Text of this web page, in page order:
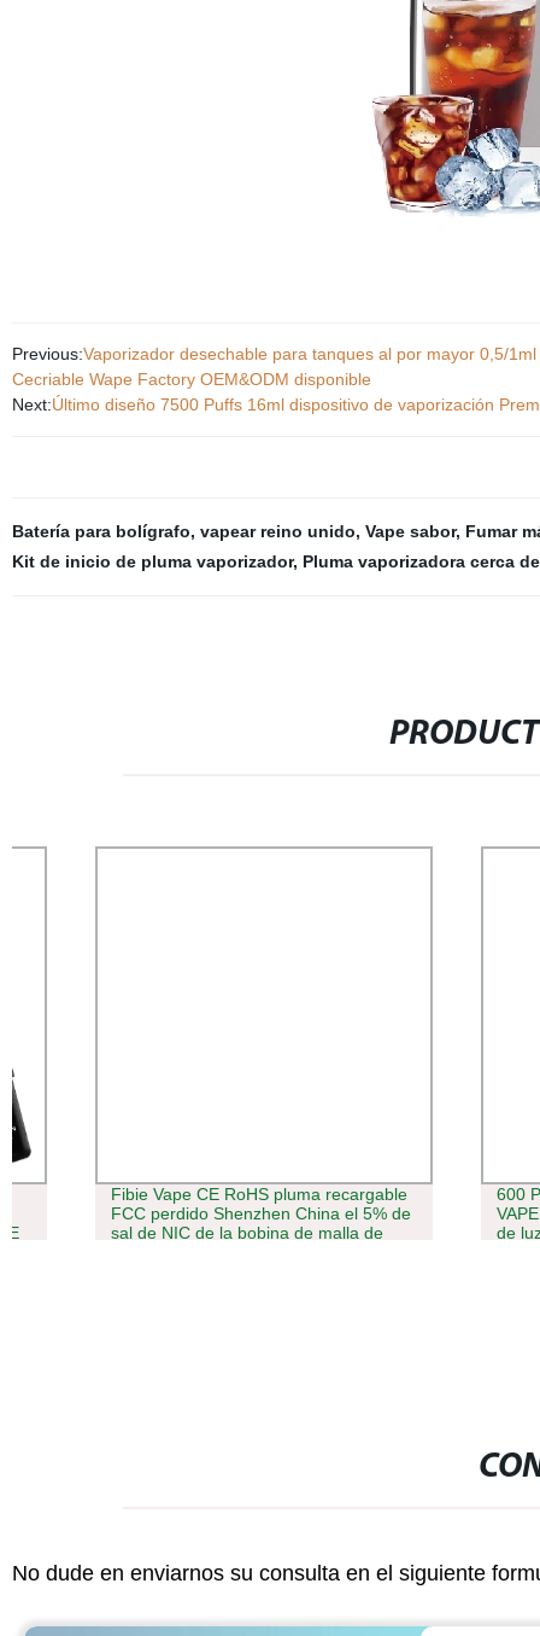
Previous:Vaporizador desechable para tanques al por mayor 0,5/
Cecriable Wape Factory OEM&ODM disponible
Next:Último diseño 7500 Puffs 16ml dispositivo de vaporización
Batería para bolígrafo, vapear reino unido, Vape sabor, Fumar
Kit de inicio de pluma vaporizador, Pluma vaporizadora cerca
Fibie Vape CE RoHS pluma recargable
FCC perdido Shenzhen China el 5% de
sal de NIC de la bobina de malla de
600 Puffs
VAPE Pen
de luz
No dude en enviarnos su consulta en el siguiente